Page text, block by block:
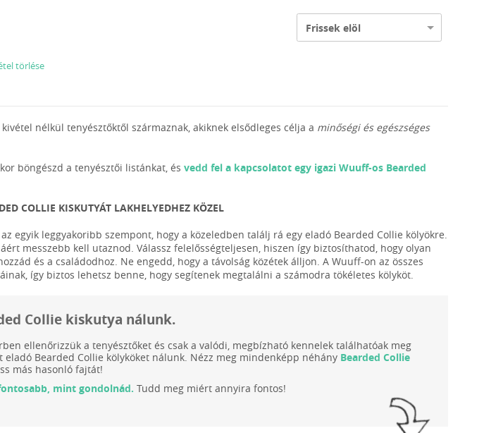
Frissek elöl
törlése
kivétel nélkül tenyésztőktől származnak, akiknek elsődleges célja a minőségi és egészséges
böngészd a tenyésztői listánkat, és vedd fel a kapcsolatot egy igazi Wuuff-os Bearded
COLLIE KISKUTYÁT LAKHELYEDHEZ KÖZEL
egyik leggyakoribb szempont, hogy a közeledben találj rá egy eladó Bearded Collie kölyökre.
messzebb kell utaznod. Válassz felelősségteljesen, hiszen így biztosíthatod, hogy olyan
és a családodhoz. Ne engedd, hogy a távolság közétek álljon. A Wuuff-on az összes
így biztos lehetsz benne, hogy segítenek megtalálni a számodra tökéletes kölyköt.
Collie kiskutya nálunk.
ellenőrizzük a tenyésztőket és csak a valódi, megbízható kennelek találhatóak meg
Bearded Collie kölyköket nálunk. Nézz meg mindenképp néhány Bearded Collie
más hasonló fajtát!
mint gondolnád. Tudd meg miért annyira fontos!